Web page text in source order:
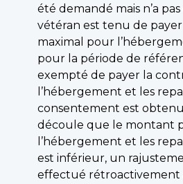
été demandé mais n’a
vétéran est tenu de
maximal pour
pour la période de
exempté de payer la
l’hébergement et les
consentement est
découle que le montant
l’hébergement et les
est inférieur, un
effectué rétroactivement